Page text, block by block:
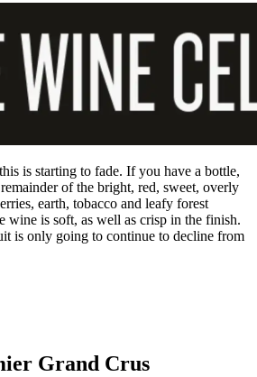
is starting to fade. If you have a bottle,
of the bright, red, sweet, overly
earth, tobacco and leafy forest
wine is soft, as well as crisp in the finish.
is only going to continue to decline from
Grand Crus